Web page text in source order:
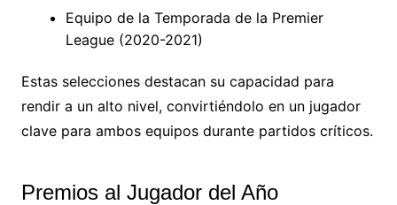
Equipo de la Temporada de la Premier
League (2020-2021)
Estas selecciones destacan su capacidad para
rendir a un alto nivel, convirtiéndolo en un jugador
clave para ambos equipos durante partidos críticos.
Premios al Jugador del Año